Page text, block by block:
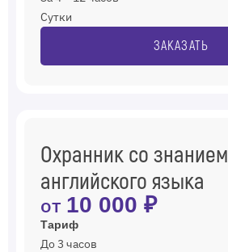
Сутки
ЗАКАЗАТЬ
Охранник со знанием
английского языка
от 10 000 ₽
Тариф
До 3 часов